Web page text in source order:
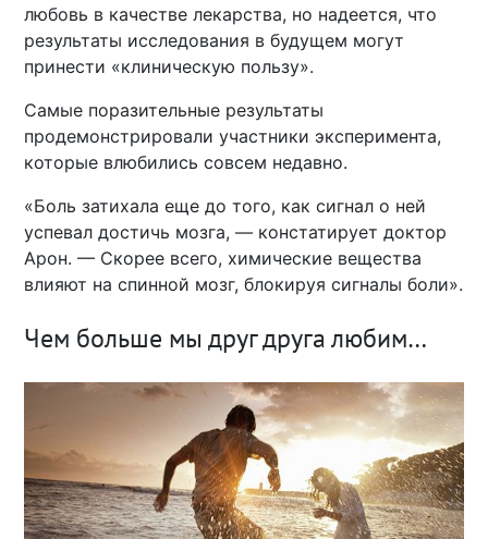
любовь в качестве лекарства, но надеется, что
результаты исследования в будущем могут
принести «клиническую пользу».
Самые поразительные результаты
продемонстрировали участники эксперимента,
которые влюбились совсем недавно.
«Боль затихала еще до того, как сигнал о ней
успевал достичь мозга, — констатирует доктор
Арон. — Скорее всего, химические вещества
влияют на спинной мозг, блокируя сигналы боли».
Чем больше мы друг друга любим…